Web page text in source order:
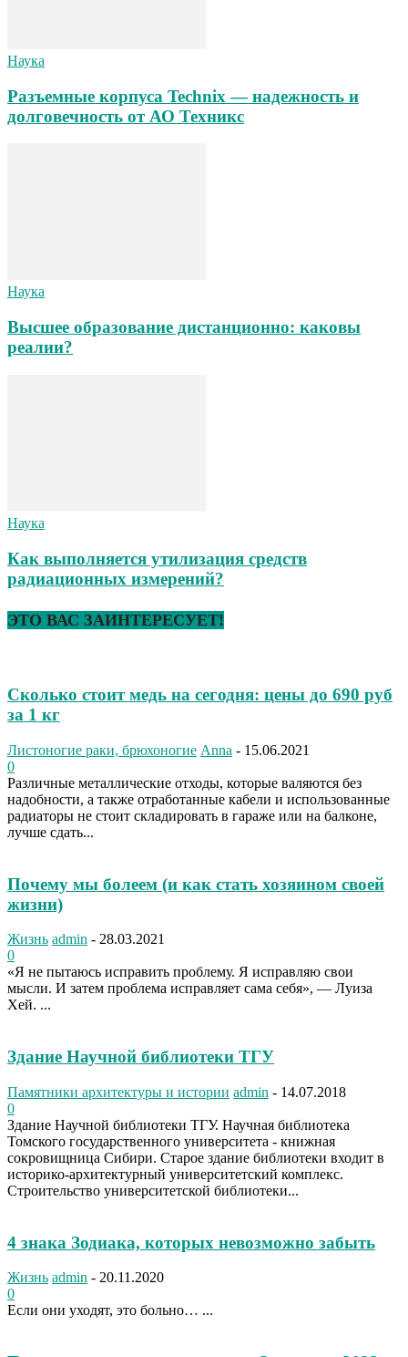
Наука
Разъемные корпуса Technix — надежность и
долговечность от АО Техникс
Наука
Высшее образование дистанционно: каковы
реалии?
Наука
Как выполняется утилизация средств
радиационных измерений?
ЭТО ВАС ЗАИНТЕРЕСУЕТ!
Сколько стоит медь на сегодня: цены до 690 руб
за 1 кг
Листоногие раки, брюхоногие Anna - 15.06.2021
0
Различные металлические отходы, которые валяются без
надобности, а также отработанные кабели и использованные
радиаторы не стоит складировать в гараже или на балконе,
лучше сдать...
Почему мы болеем (и как стать хозяином своей
жизни)
Жизнь admin - 28.03.2021
0
«Я не пытаюсь исправить проблему. Я исправляю свои
мысли. И затем проблема исправляет сама себя», — Луиза
Хей. ...
Здание Научной библиотеки ТГУ
Памятники архитектуры и истории admin - 14.07.2018
0
Здание Научной библиотеки ТГУ. Научная библиотека
Томского государственного университета - книжная
сокровищница Сибири. Старое здание библиотеки входит в
историко-архитектурный университетский комплекс.
Строительство университетской библиотеки...
4 знака Зодиака, которых невозможно забыть
Жизнь admin - 20.11.2020
0
Если они уходят, это больно… ...